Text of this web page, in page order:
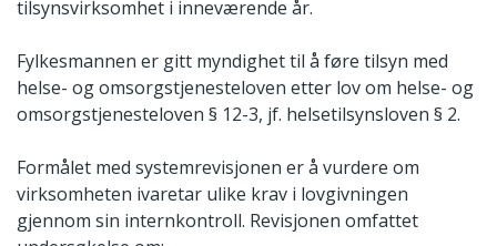
tilsynsvirksomhet i inneværende år.
Fylkesmannen er gitt myndighet til å føre tilsyn med
helse- og omsorgstjenesteloven etter lov om helse- og
omsorgstjenesteloven § 12-3, jf. helsetilsynsloven § 2.
Formålet med systemrevisjonen er å vurdere om
virksomheten ivaretar ulike krav i lovgivningen
gjennom sin internkontroll. Revisjonen omfattet